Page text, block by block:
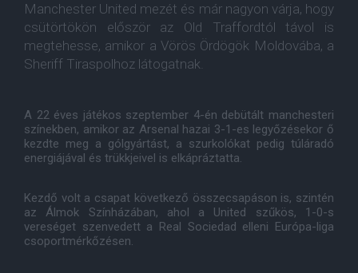
Manchester United mezét és már nagyon várja, hogy
csütörtökön először az Old Traffordtól távol is
megtehesse, amikor a Vörös Ördögök Moldovába, a
Sheriff Tiraspolhoz látogatnak.
A 22 éves játékos szeptember 4-én debütált manchesteri
színekben, amikor az Arsenal hazai 3-1-es legyőzésekor ő
kezdte meg a gólgyártást, a szurkolókat pedig túláradó
energiájával és trükkjeivel is elkápráztatta.
Kezdő volt a csapat következő összecsapáson is, szintén
az Álmok Színházában, ahol a United szűkös, 1-0-s
vereséget szenvedett a Real Sociedad elleni Európa-liga
csoportmérkőzésen.